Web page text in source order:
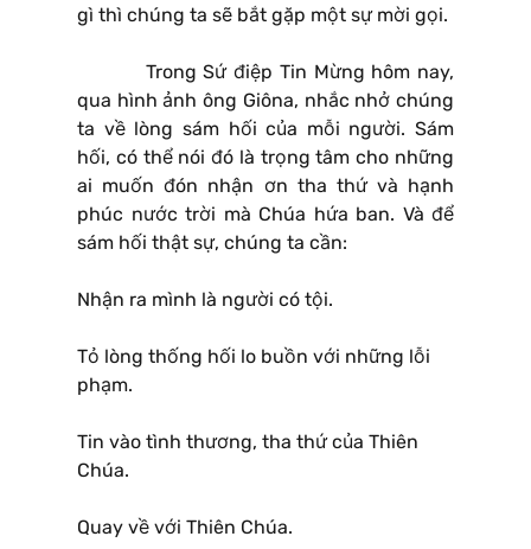
gì thì chúng ta sẽ bắt gặp một sự mời gọi.
Trong Sứ điệp Tin Mừng hôm nay,
qua hình ảnh ông Giôna, nhắc nhở chúng
ta về lòng sám hối của mỗi người. Sám
hối, có thể nói đó là trọng tâm cho những
ai muốn đón nhận ơn tha thứ và hạnh
phúc nước trời mà Chúa hứa ban. Và để
sám hối thật sự, chúng ta cần:
Nhận ra mình là người có tội.
Tỏ lòng thống hối lo buồn với những lỗi
phạm.
Tin vào tình thương, tha thứ của Thiên
Chúa.
Quay về với Thiên Chúa.